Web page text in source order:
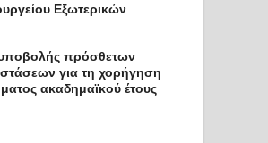
Εξωτερικών
υποβολής πρόσθετων
για τη χορήγηση
ακαδημαϊκού έτους